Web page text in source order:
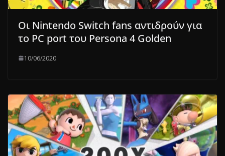
Οι Nintendo Switch fans αντιδρούν για
το PC port του Persona 4 Golden
10/06/2020